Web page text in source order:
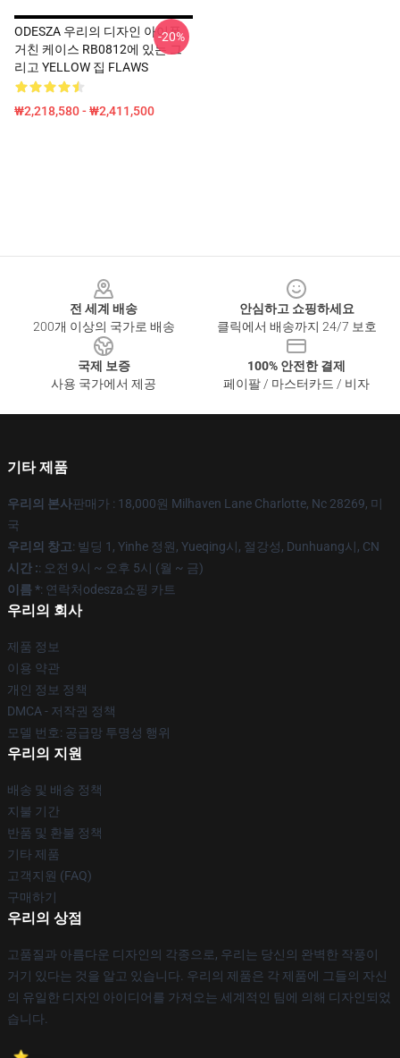
ODESZA 우리의 디자인 아이폰
거친 케이스 RB0812에 있는 그
리고 YELLOW 집 FLAWS
₩2,218,580 - ₩2,411,500
-20%
전 세계 배송
200개 이상의 국가로 배송
안심하고 쇼핑하세요
클릭에서 배송까지 24/7 보호
국제 보증
사용 국가에서 제공
100% 안전한 결제
페이팔 / 마스터카드 / 비자
기타 제품
우리의 본사판매가 : 18,000원 Milhaven Lane Charlotte, Nc 28269, 미
국
우리의 창고: 빌딩 1, Yinhe 정원, Yueqing시, 절강성, Dunhuang시, CN
시간 :: 오전 9시 ~ 오후 5시 (월 ~ 금)
이름 *: 연락처odesza쇼핑 카트
우리의 회사
제품 정보
이용 약관
개인 정보 정책
DMCA - 저작권 정책
모델 번호: 공급망 투명성 행위
우리의 지원
배송 및 배송 정책
지불 기간
반품 및 환불 정책
기타 제품
고객지원 (FAQ)
구매하기
우리의 상점
고품질과 아름다운 디자인의 각종으로, 우리는 당신의 완벽한 작풍이
거기 있다는 것을 알고 있습니다. 우리의 제품은 각 제품에 그들의 자신
의 유일한 디자인 아이디어를 가져오는 세계적인 팀에 의해 디자인되었
습니다.